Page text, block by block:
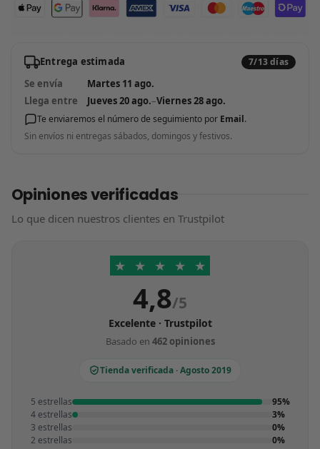
Entrega estimada 7/13 días
Se envía
Martes 11 ago.
Llega entre
Jueves 20 ago.–Viernes 28 ago.
Te enviaremos el número de seguimiento por Email.
Sin envíos ni entregas sábados, domingos y festivos.
Opiniones verificadas
Lo que dicen nuestros clientes en Trustpilot
★ ★ ★ ★ ★
4,8/5
Excelente · Trustpilot
Basado en 462 opiniones
Tienda verificada · Agosto 2019
5 estrellas
95%
4 estrellas
3%
3 estrellas
0%
2 estrellas
0%